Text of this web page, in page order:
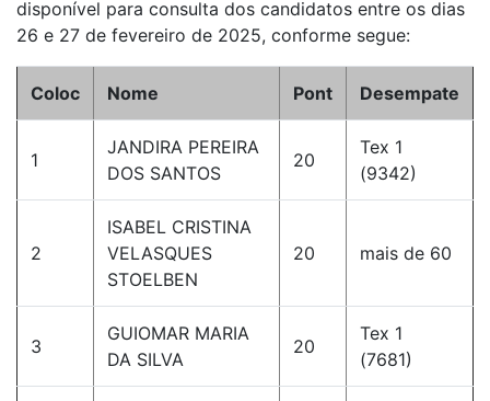
disponível para consulta dos candidatos entre os dias
26 e 27 de fevereiro de 2025, conforme segue:
Coloc Nome Pont Desempate
1
JANDIRA PEREIRA
DOS SANTOS
20
Tex 1
(9342)
2
ISABEL CRISTINA
VELASQUES
STOELBEN
20 mais de 60
3
GUIOMAR MARIA
DA SILVA
20
Tex 1
(7681)